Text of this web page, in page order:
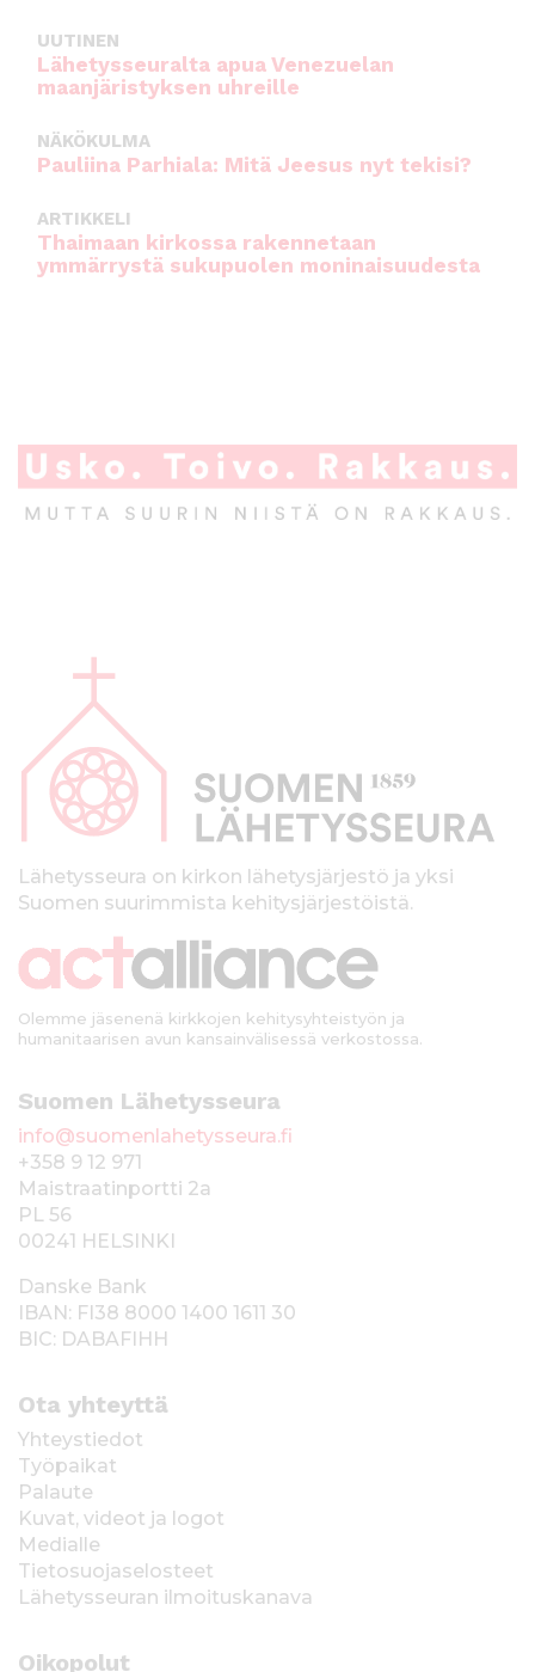
UUTINEN
Lähetysseuralta apua Venezuelan
maanjäristyksen uhreille
NÄKÖKULMA
Pauliina Parhiala: Mitä Jeesus nyt tekisi?
ARTIKKELI
Thaimaan kirkossa rakennetaan
ymmärrystä sukupuolen moninaisuudesta
p
kLähetysseura on kirkon lähetysjärjestö ja yksi
Suomen suurimmista kehitysjärjestöistä.
Olemme jäsenenä kirkkojen kehitysyhteistyön ja
humanitaarisen avun kansainvälisessä verkostossa.
Suomen Lähetysseura
info@suomenlahetysseura.fi
+358 9 12 971
Maistraatinportti 2a
PL 56
00241 HELSINKI
Danske Bank
IBAN: FI38 8000 1400 1611 30
BIC: DABAFIHH
Ota yhteyttä
Yhteystiedot
Työpaikat
Palaute
Kuvat, videot ja logot
Medialle
Tietosuojaselosteet
Lähetysseuran ilmoituskanava
Oikopolut